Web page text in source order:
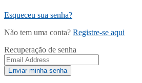
Esqueceu sua senha?
Não tem uma conta? Registre-se aqui
Recuperação de senha